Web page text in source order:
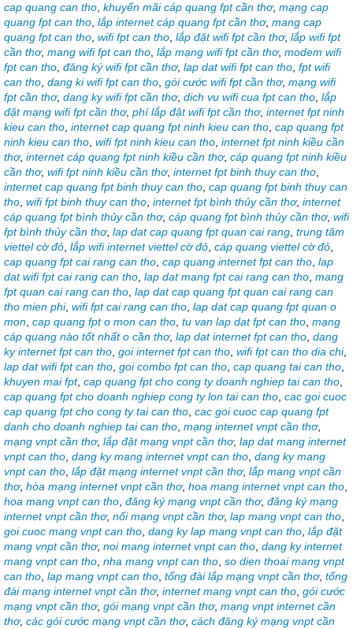
cap quang can tho khuyến mãi cáp quang fpt cần thơ, mạng cap
quang fpt can tho lắp internet cáp quang fpt cần thơ, mang cap
quang fpt can tho wifi fpt can tho lắp đặt wifi fpt cần thơ, lắp wifi fpt
cần thơ, mang wifi fpt can tho lắp mạng wifi fpt cần thơ, modem wifi
fpt can tho đăng ký wifi fpt cần thơ, lap dat wifi fpt can tho fpt wifi
can tho dang ki wifi fpt can tho gói cước wifi fpt cần thơ, mạng wifi
fpt cần thơ, dang ky wifi fpt cần thơ, dich vu wifi cua fpt can tho lắp
đặt mạng wifi fpt cần thơ, phí lắp đặt wifi fpt cần thơ, internet fpt ninh
kieu can tho internet cap quang fpt ninh kieu can tho cap quang fpt
ninh kieu can tho wifi fpt ninh kieu can tho internet fpt ninh kiều cần
thơ, internet cáp quang fpt ninh kiều cần thơ, cáp quang fpt ninh kiều
cần thơ, wifi fpt ninh kiều cần thơ, internet fpt binh thuy can tho
internet cap quang fpt binh thuy can tho cap quang fpt binh thuy can
tho wifi fpt binh thuy can tho internet fpt bình thủy cần thơ, internet
cáp quang fpt bình thủy cần thơ, cáp quang fpt bình thủy cần thơ, wifi
fpt bình thủy cần thơ, lap dat cap quang fpt quan cai rang trung tâm
viettel cờ đỏ lắp wifi internet viettel cờ đỏ cáp quang viettel cờ đỏ
cap quang fpt cai rang can tho cap quang internet fpt can tho lap
dat wifi fpt cai rang can tho lap dat mang fpt cai rang can tho mang
fpt quan cai rang can tho lap dat cap quang fpt quan cai rang can
tho mien phi, wifi fpt cai rang can tho lap dat cap quang fpt quan o
mon cap quang fpt o mon can tho tu van lap dat fpt can tho mạng
cáp quang nào tốt nhất o cần thơ, lap dat internet fpt can tho dang
ky internet fpt can tho goi internet fpt can tho wifi fpt can tho dia chi,
lap dat wifi fpt can tho goi combo fpt can tho cap quang tai can tho
khuyen mai fpt, cap quang fpt cho cong ty doanh nghiep tai can tho
cap quang fpt cho doanh nghiep cong ty lon tai can tho cac goi cuoc
cap quang fpt cho cong ty tai can tho cac goi cuoc cap quang fpt
danh cho doanh nghiep tai can tho mạng internet vnpt cần thơ,
mạng vnpt cần thơ, lắp đặt mạng vnpt cần thơ, lap dat mang internet
vnpt can tho dang ky mang internet vnpt can tho dang ky mang
vnpt can tho lắp đặt mạng internet vnpt cần thơ, lắp mang vnpt cần
thơ, hòa mạng internet vnpt cần thơ, hoa mang internet vnpt can tho
hoa mang vnpt can tho đăng ký mạng vnpt cần thơ, đăng ký mạng
internet vnpt cần thơ, nối mạng vnpt cần thơ, lap mang vnpt can tho
goi cuoc mang vnpt can tho dang ky lap mang vnpt can tho lắp đặt
mang vnpt cần thơ, noi mang internet vnpt can tho dang ky internet
mang vnpt can tho nha mang vnpt can tho so dien thoai mang vnpt
can tho lap mang vnpt can tho tổng đài lắp mạng vnpt cần thơ, tổng
đài mạng internet vnpt cần thơ, internet mang vnpt can tho gói cước
mạng vnpt cần thơ, gói mạng vnpt cần thơ, mạng vnpt internet cần
thơ, các gói cước mạng vnpt cần thơ, cách đăng ký mạng vnpt cần